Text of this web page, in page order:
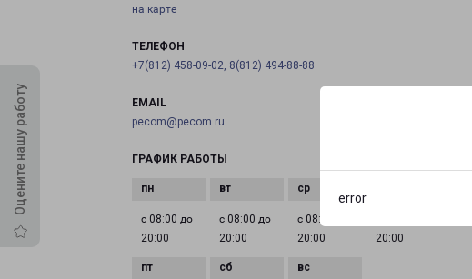
error
Оцените нашу работу
на карте
ТЕЛЕФОН
+7(812) 458-09-02, 8(812) 494-88-88
EMAIL
pecom@pecom.ru
ГРАФИК РАБОТЫ
с 08:00 до
20:00
с 08:00 до
20:00
с 08:00 до
20:00
20:00